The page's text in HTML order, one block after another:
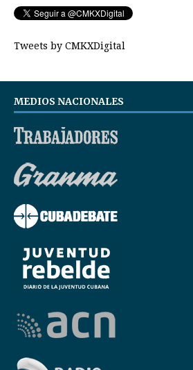
Tweets by CMKXDigital
MEDIOS NACIONALES